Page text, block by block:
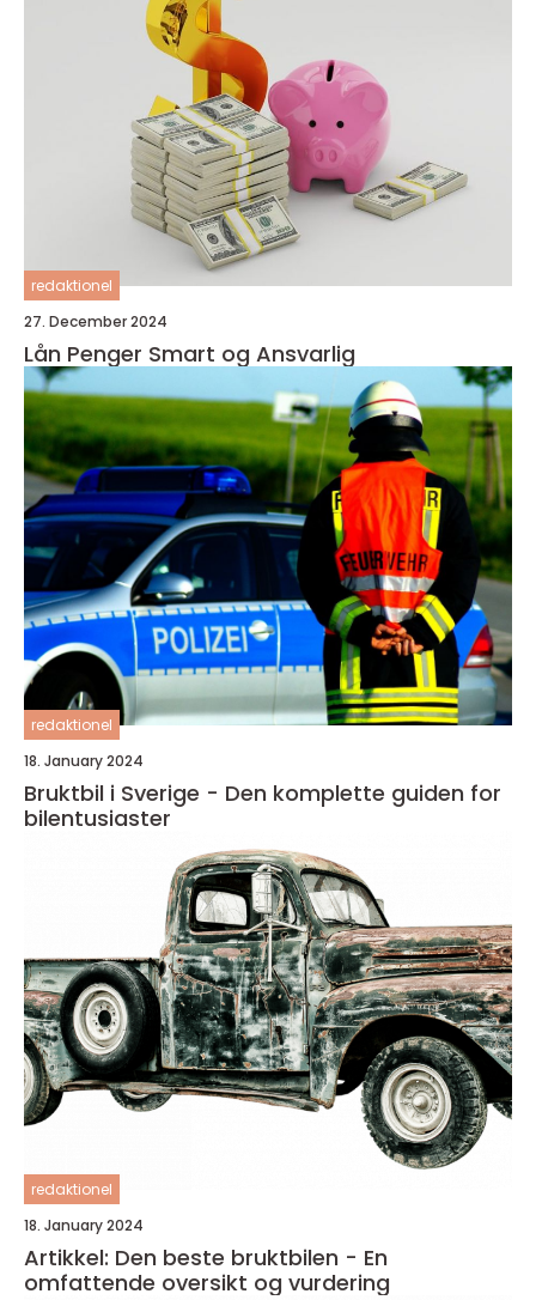
redaktionel
27. December 2024
Lån Penger Smart og Ansvarlig
redaktionel
18. January 2024
Bruktbil i Sverige - Den komplette guiden for
bilentusiaster
redaktionel
18. January 2024
Artikkel: Den beste bruktbilen - En
omfattende oversikt og vurdering